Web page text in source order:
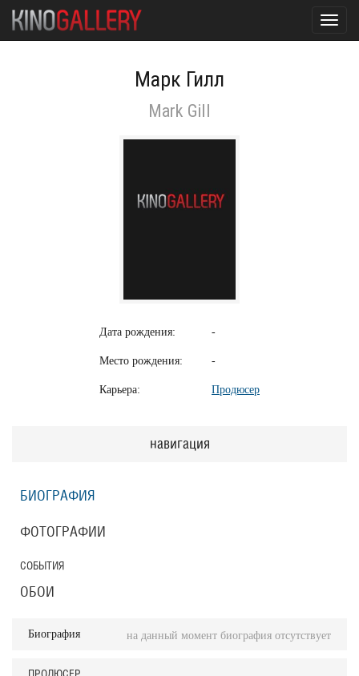
Марк Гилл
Mark Gill
Дата рождения: -
Место рождения: -
Карьера: Продюсер
навигация
БИОГРАФИЯ
ФОТОГРАФИИ
СОБЫТИЯ
ОБОИ
Биография на данный момент биография отсутствует
ПРОДЮСЕР